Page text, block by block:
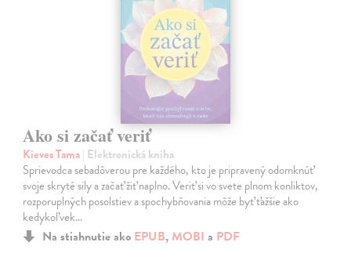
Ako si začať veriť
Kieves Tama| Elektronická kniha
Sprievodca sebadôverou pre každého, kto je pripravený odomknúť
svoje skryté sily a začať žiť naplno. Veriť si vo svete plnom konliktov,
rozporuplných posolstiev a spochybňovania môže byť ťažšie ako
kedykoľvek…
Na stiahnutie ako EPUB, MOBI a PDF